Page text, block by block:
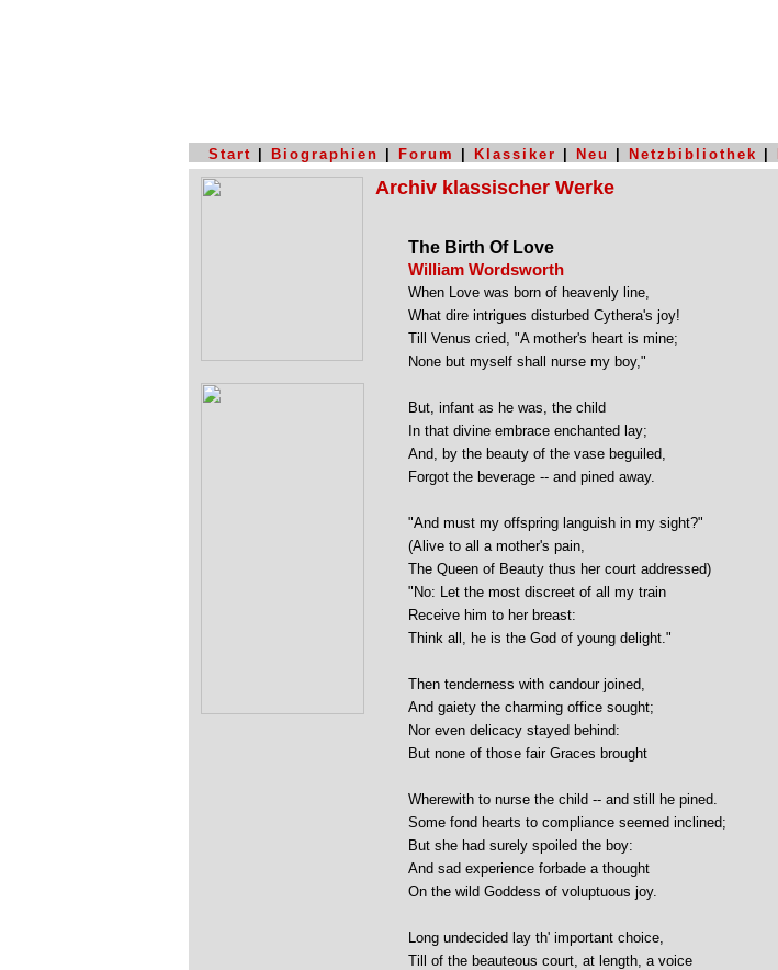
Start Biographien Forum Klassiker Neu Netzbibliothek
Archiv klassischer Werke
The Birth Of Love
William Wordsworth
When Love was born of heavenly line,
What dire intrigues disturbed Cythera's joy!
Till Venus cried, "A mother's heart is mine;
None but myself shall nurse my boy,"
But, infant as he was, the child
In that divine embrace enchanted lay;
And, by the beauty of the vase beguiled,
Forgot the beverage -- and pined away.
"And must my offspring languish in my sight?"
(Alive to all a mother's pain,
The Queen of Beauty thus her court addressed)
"No: Let the most discreet of all my train
Receive him to her breast:
Think all, he is the God of young delight."
Then tenderness with candour joined,
And gaiety the charming office sought;
Nor even delicacy stayed behind:
But none of those fair Graces brought
Wherewith to nurse the child -- and still he pined.
Some fond hearts to compliance seemed inclined;
But she had surely spoiled the boy:
And sad experience forbade a thought
On the wild Goddess of voluptuous joy.
Long undecided lay th' important choice,
Till of the beauteous court, at length, a voice